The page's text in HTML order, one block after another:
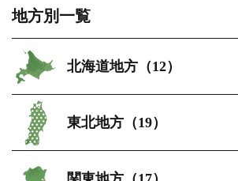
地方別一覧
北海道地方（12）
東北地方（19）